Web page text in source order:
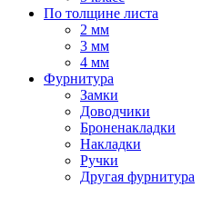
По толщине листа
2 мм
3 мм
4 мм
Фурнитура
Замки
Доводчики
Броненакладки
Накладки
Ручки
Другая фурнитура